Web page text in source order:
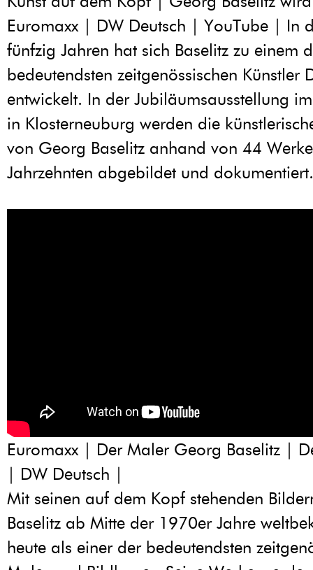
Euromaxx | DW Deutsch | YouTube | In
fünfzig Jahren hat sich Baselitz zu einem
bedeutendsten zeitgenössischen Künstler
entwickelt. In der Jubiläumsausstellung
in Klosterneuburg werden die
von Georg Baselitz anhand von 44
Jahrzehnten abgebildet und dokumentiert.
Euromaxx | Der Maler Georg Baselitz |
| DW Deutsch |
Mit seinen auf dem Kopf stehenden
Baselitz ab Mitte der 1970er Jahre
heute als einer der bedeutendsten